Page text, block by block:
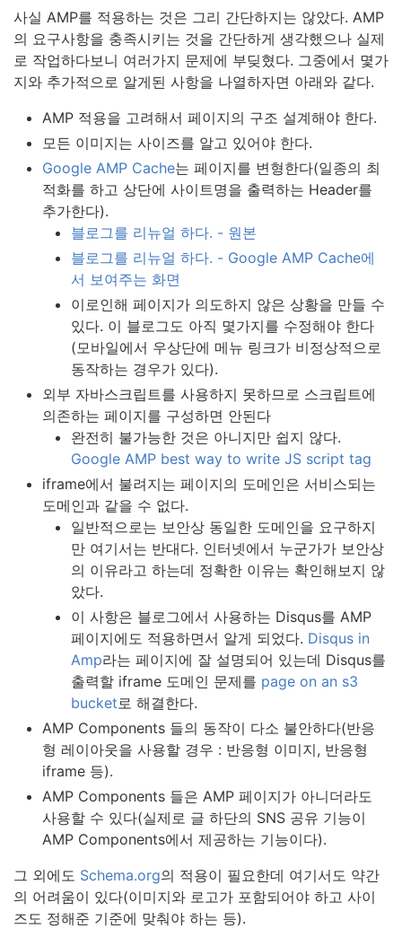
사실 AMP를 적용하는 것은 그리 간단하지는 않았다. AMP
의 요구사항을 충족시키는 것을 간단하게 생각했으나 실제
로 작업하다보니 여러가지 문제에 부딪혔다. 그중에서 몇가
지와 추가적으로 알게된 사항을 나열하자면 아래와 같다.
AMP 적용을 고려해서 페이지의 구조 설계해야 한다.
모든 이미지는 사이즈를 알고 있어야 한다.
Google AMP Cache는 페이지를 변형한다(일종의 최
적화를 하고 상단에 사이트명을 출력하는 Header를
추가한다).
블로그를 리뉴얼 하다. - 원본
블로그를 리뉴얼 하다. - Google AMP Cache에
서 보여주는 화면
이로인해 페이지가 의도하지 않은 상황을 만들 수
있다. 이 블로그도 아직 몇가지를 수정해야 한다
(모바일에서 우상단에 메뉴 링크가 비정상적으로
동작하는 경우가 있다).
외부 자바스크립트를 사용하지 못하므로 스크립트에
의존하는 페이지를 구성하면 안된다
완전히 불가능한 것은 아니지만 쉽지 않다.
Google AMP best way to write JS script tag
iframe에서 불려지는 페이지의 도메인은 서비스되는
도메인과 같을 수 없다.
일반적으로는 보안상 동일한 도메인을 요구하지
만 여기서는 반대다. 인터넷에서 누군가가 보안상
의 이유라고 하는데 정확한 이유는 확인해보지 않
았다.
이 사항은 블로그에서 사용하는 Disqus를 AMP
페이지에도 적용하면서 알게 되었다. Disqus in
Amp라는 페이지에 잘 설명되어 있는데 Disqus를
출력할 iframe 도메인 문제를 page on an s3
bucket로 해결한다.
AMP Components 들의 동작이 다소 불안하다(반응
형 레이아웃을 사용할 경우 : 반응형 이미지, 반응형
iframe 등).
AMP Components 들은 AMP 페이지가 아니더라도
사용할 수 있다(실제로 글 하단의 SNS 공유 기능이
AMP Components에서 제공하는 기능이다).
그 외에도 Schema.org의 적용이 필요한데 여기서도 약간
의 어려움이 있다(이미지와 로고가 포함되어야 하고 사이
즈도 정해준 기준에 맞춰야 하는 등).